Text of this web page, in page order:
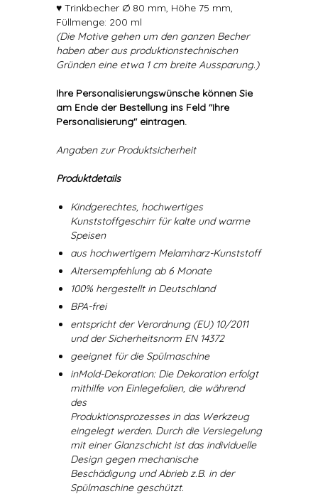
♥ Trinkbecher Ø 80 mm, Höhe 75 mm,
Füllmenge: 200 ml
(Die Motive gehen um den ganzen Becher
haben aber aus produktionstechnischen
Gründen eine etwa 1 cm breite Aussparung.)
Ihre Personalisierungswünsche können Sie
am Ende der Bestellung ins Feld "Ihre
Personalisierung" eintragen.
Angaben zur Produktsicherheit
Produktdetails
Kindgerechtes, hochwertiges
Kunststoffgeschirr für kalte und warme
Speisen
aus hochwertigem Melamharz-Kunststoff
Altersempfehlung ab 6 Monate
100% hergestellt in Deutschland
BPA-frei
entspricht der Verordnung (EU) 10/2011
und der Sicherheitsnorm EN 14372
geeignet für die Spülmaschine
inMold-Dekoration: Die Dekoration erfolgt
mithilfe von Einlegefolien, die während
des
Produktionsprozesses in das Werkzeug
eingelegt werden. Durch die Versiegelung
mit einer Glanzschicht ist das individuelle
Design gegen mechanische
Beschädigung und Abrieb z.B. in der
Spülmaschine geschützt.